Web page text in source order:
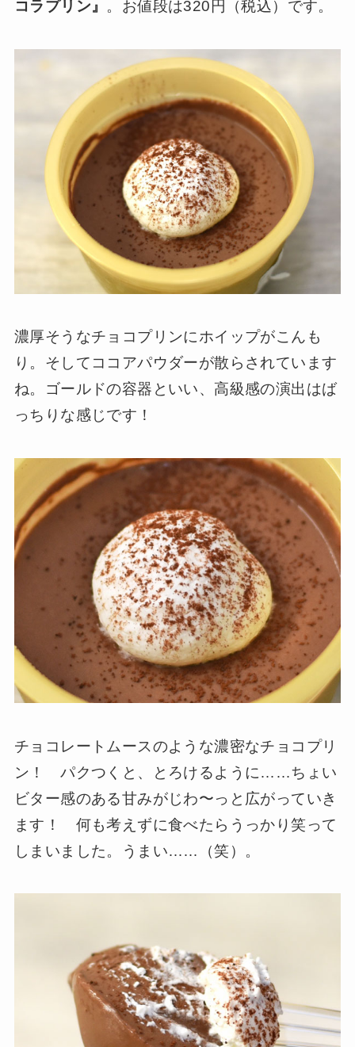
コラプリン』 。お値段は320円（税込）です。
濃厚そうなチョコプリンにホイップがこんも
り。そしてココアパウダーが散らされています
ね。ゴールドの容器といい、高級感の演出はば
っちりな感じです！
チョコレートムースのような濃密なチョコプリ
ン！ パクつくと、とろけるように……ちょい
ビター感のある甘みがじわ〜っと広がっていき
ます！ 何も考えずに食べたらうっかり笑って
しまいました。うまい……（笑）。